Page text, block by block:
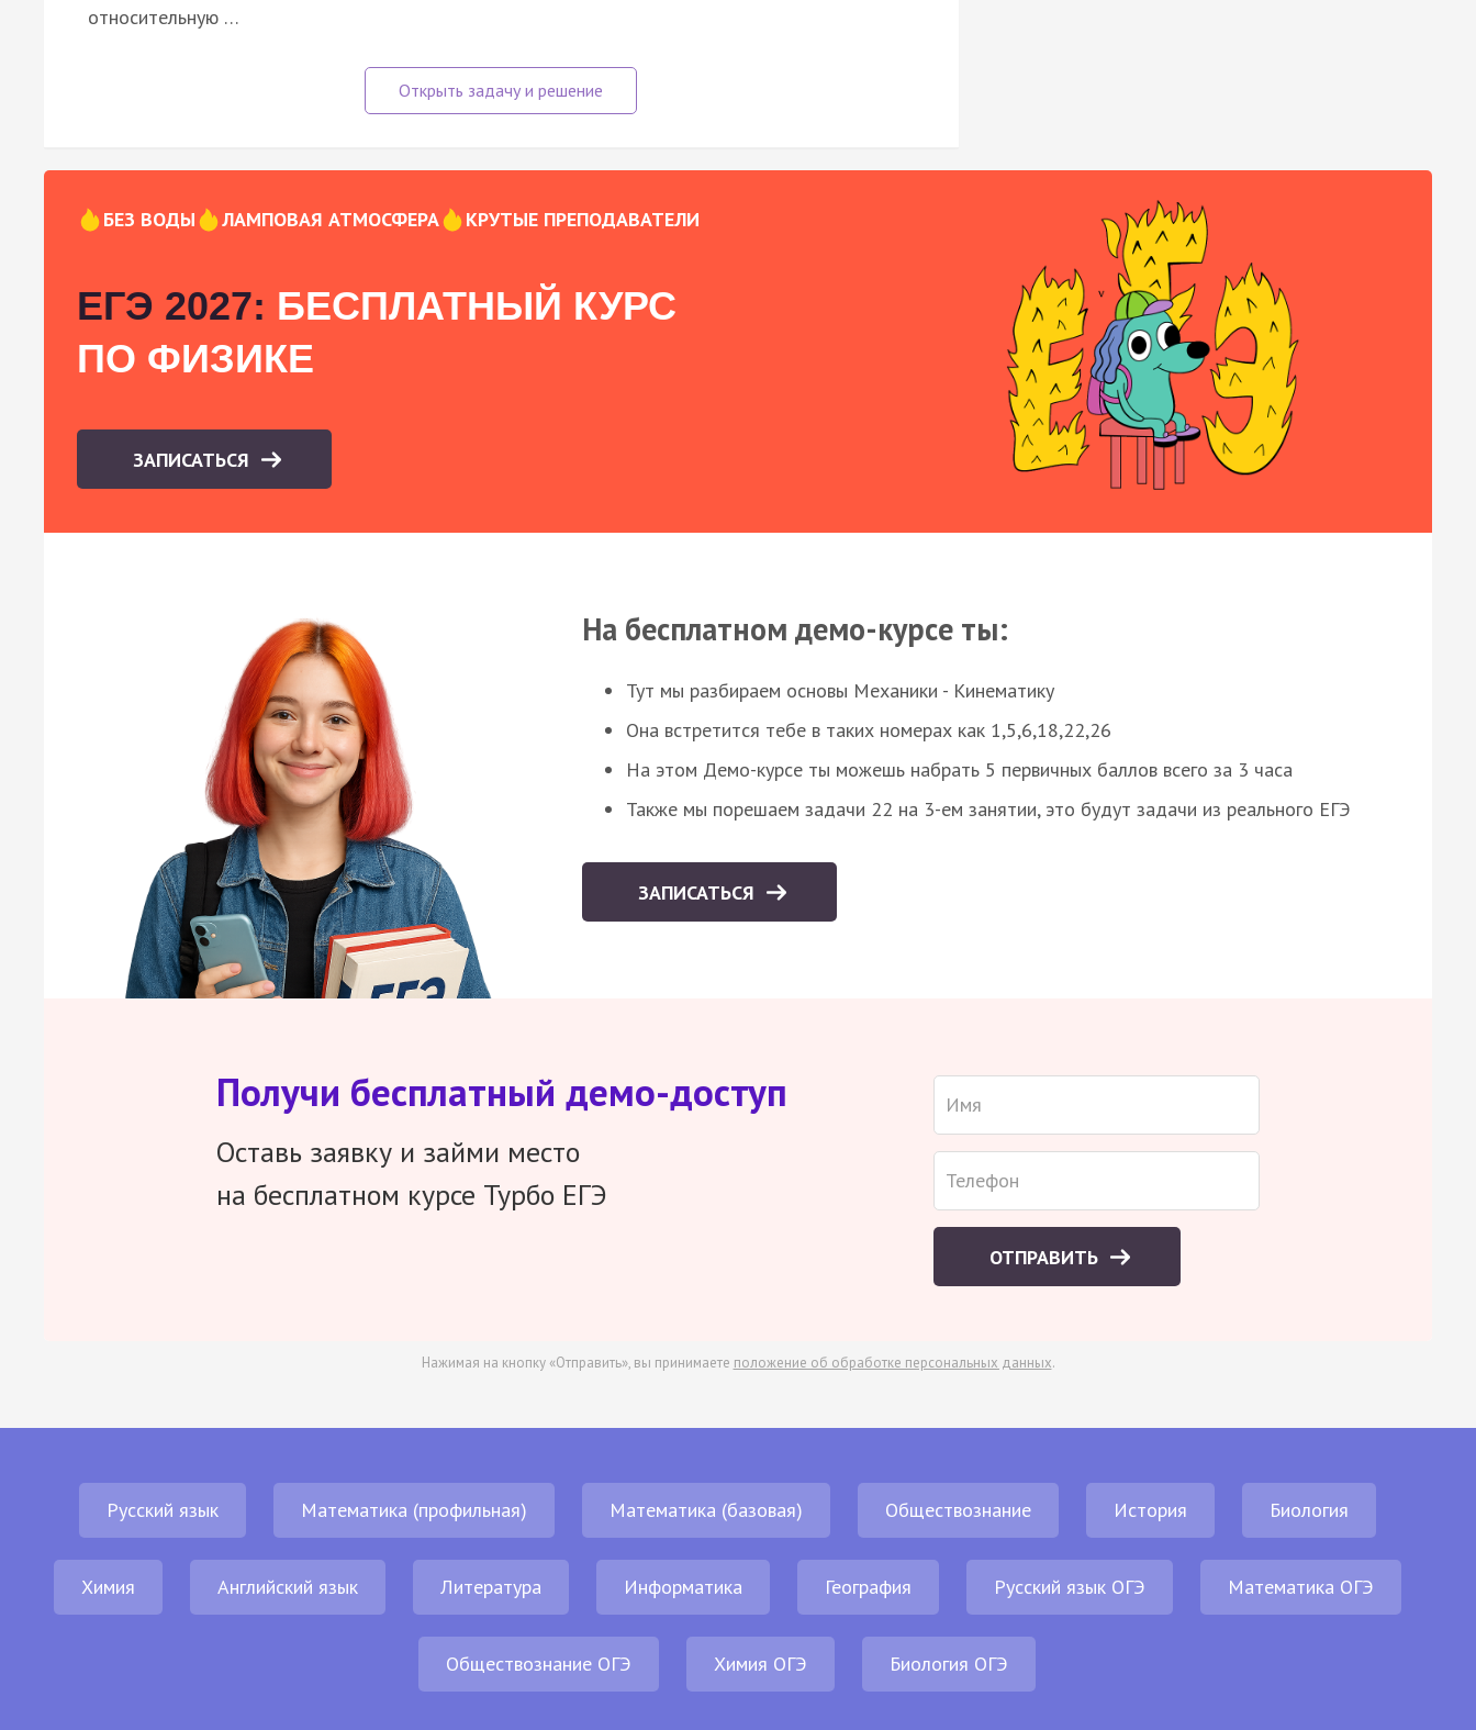
относительную …
БЕЗ ВОДЫ ЛАМПОВАЯ АТМОСФЕРА КРУТЫЕ ПРЕПОДАВАТЕЛИ
ЕГЭ 2027: БЕСПЛАТНЫЙ КУРС
ПО ФИЗИКЕ
ЗАПИСАТЬСЯ
На бесплатном демо-курсе ты:
Тут мы разбираем основы Механики - Кинематику
Она встретится тебе в таких номерах как 1,5,6,18,22,26
На этом Демо-курсе ты можешь набрать 5 первичных баллов всего за 3 часа
Также мы порешаем задачи 22 на 3-ем занятии, это будут задачи из реального ЕГЭ
ЗАПИСАТЬСЯ
Получи бесплатный демо-доступ
Оставь заявку и займи место
на бесплатном курсе Турбо ЕГЭ
ОТПРАВИТЬ
Нажимая на кнопку «Отправить», вы принимаете положение об обработке персональных данных.
Русский язык Математика (профильная) Математика (базовая) Обществознание История Биология
Химия Английский язык Литература Информатика География Русский язык ОГЭ Математика ОГЭ
Обществознание ОГЭ Химия ОГЭ Биология ОГЭ